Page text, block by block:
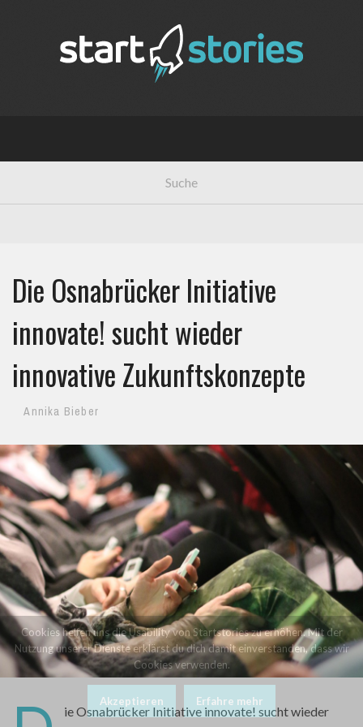
Die Osnabrücker Initiative
innovate! sucht wieder
innovative Zukunftskonzepte
Annika Bieber
ie Osnabrücker Initiative innovate! sucht wieder
Cookies helfen uns die Usability von Startstories zu erhöhen. Mit der
Nutzung unserer Dienste erklärst du dich damit einverstanden, dass wir
Cookies verwenden.
Akzeptieren Erfahre mehr